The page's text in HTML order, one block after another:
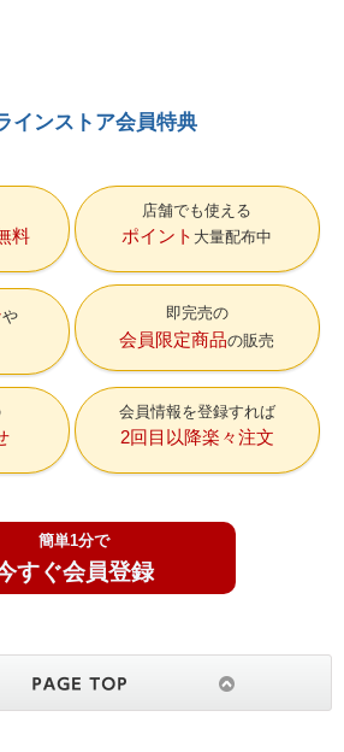
インストア会員特典
料
店舗でも使える
ポイント 大量配布中
即完売の
会員限定商品の販売
会員情報を登録すれば
2回目以降楽々注文
簡単1分で
すぐ会員登録